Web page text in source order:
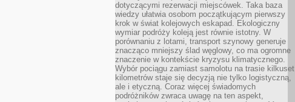
dotyczącymi rezerwacji miejscówek. Taka baza
wiedzy ułatwia osobom początkującym pierwszy
krok w świat kolejowych eskapad. Ekologiczny
wymiar podróży koleją jest równie istotny. W
porównaniu z lotami, transport szynowy generuje
znacząco mniejszy ślad węglowy, co ma ogromne
znaczenie w kontekście kryzysu klimatycznego.
Wybór pociągu zamiast samolotu na trasie kilkuset
kilometrów staje się decyzją nie tylko logistyczną,
ale i etyczną. Coraz więcej świadomych
podróżników zwraca uwagę na ten aspekt,